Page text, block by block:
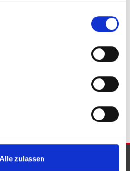
Alle zulassen